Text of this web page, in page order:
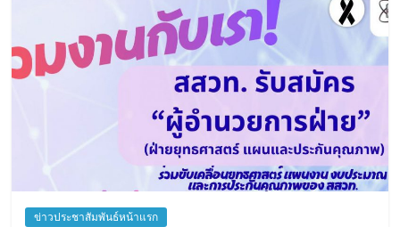
ข่าวประชาสัมพันธ์หน้าแรก